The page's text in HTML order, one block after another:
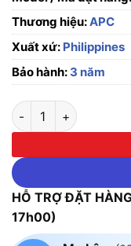
Thương hiệu:APC
Xuất xứ: Philippines
Bảo hành: 3 năm
Bộ lưu điện APC
HỖ TRỢ ĐẶT
17h00)